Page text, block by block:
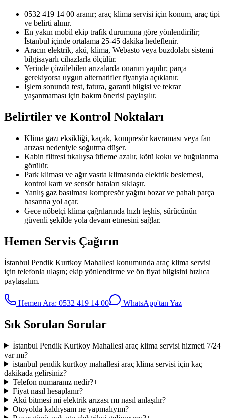
0532 419 14 00 aranır; araç klima servisi için konum, araç tipi
ve belirti alınır.
En yakın mobil ekip trafik durumuna göre yönlendirilir;
İstanbul içinde ortalama 25-45 dakika hedeflenir.
Aracın elektrik, akü, klima, Webasto veya buzdolabı sistemi
bilgisayarlı cihazlarla ölçülür.
Yerinde çözülebilen arızalarda onarım yapılır; parça
gerekiyorsa uygun alternatifler fiyatıyla açıklanır.
İşlem sonunda test, fatura, garanti bilgisi ve tekrar
yaşanmaması için bakım önerisi paylaşılır.
Belirtiler ve Kontrol Noktaları
Klima gazı eksikliği, kaçak, kompresör kavraması veya fan
arızası nedeniyle soğutma düşer.
Kabin filtresi tıkalıysa üfleme azalır, kötü koku ve buğulanma
görülür.
Park kliması ve ağır vasıta klimasında elektrik beslemesi,
kontrol kartı ve sensör hataları sıklaşır.
Yanlış gaz basılması kompresör yağını bozar ve pahalı parça
hasarına yol açar.
Gece nöbetçi klima çağrılarında hızlı teşhis, sürücünün
güvenli şekilde yola devam etmesini sağlar.
Hemen Servis Çağırın
İstanbul Pendik Kurtkoy Mahallesi konumunda araç klima servisi
için telefonla ulaşın; ekip yönlendirme ve ön fiyat bilgisini hızlıca
paylaşalım.
Hemen Ara: 0532 419 14 00 WhatsApp'tan Yaz
Sık Sorulan Sorular
İstanbul Pendik Kurtkoy Mahallesi araç klima servisi hizmeti 7/24
var mı?+
istanbul pendik kurtkoy mahallesi araç klima servisi için kaç
dakikada gelirsiniz?+
Telefon numaranız nedir?+
Fiyat nasıl hesaplanır?+
Akü bitmesi mi elektrik arızası mı nasıl anlaşılır?+
Otoyolda kaldıysam ne yapmalıyım?+